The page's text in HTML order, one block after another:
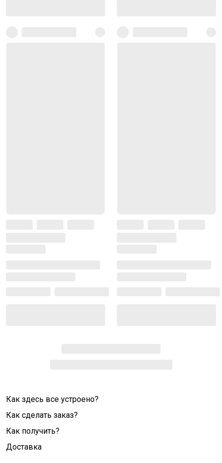
Как здесь все устроено?
Как сделать заказ?
Как получить?
Доставка